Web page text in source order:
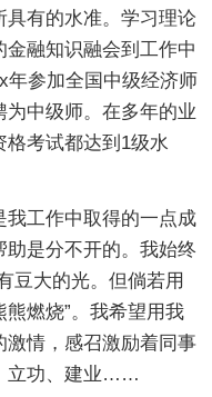
有的水准。学习理论
融知识融会到工作中
年参加全国中级经济师
中级师。在多年的业
考试都达到1级水
工作中取得的一点成
是分不开的。我始终
豆大的光。但倘若用
燃烧”。我希望用我
情，感召激励着同事
立功、建业……